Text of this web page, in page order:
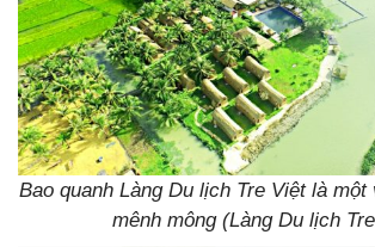
Bao quanh Làng Du lịch Tre Việt là
mênh mông (Làng Du lịch